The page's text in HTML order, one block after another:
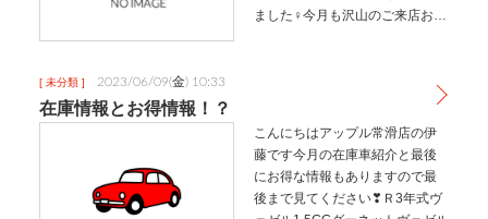
ました‍♀️今月も沢山のご来店お待
お車…
[ 未分類 ] 2023/06/09(金) 10:33
在庫情報とお得情報！？
こんにちはアップル常滑店の伊
藤です今月の在庫車紹介と最後
にお得な情報もありますので最
後まで見てください❣Ｒ3年式ヴ